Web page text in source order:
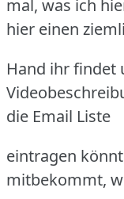
mal, was ich
hier einen
Hand ihr findet
die Email Liste
eintragen
mitbekommt,